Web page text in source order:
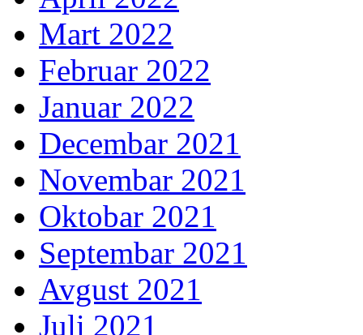
Mart 2022
Februar 2022
Januar 2022
Decembar 2021
Novembar 2021
Oktobar 2021
Septembar 2021
Avgust 2021
Juli 2021